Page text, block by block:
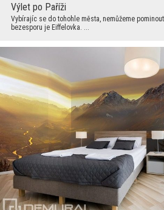
Výlet po Paříži
Vybírajíc se do tohohle města, nemůžeme
bezesporu je Eiffelovka. ...